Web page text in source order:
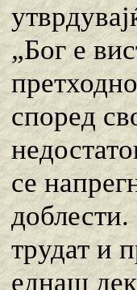
„Бог е
според
се
трудат и
еднаш